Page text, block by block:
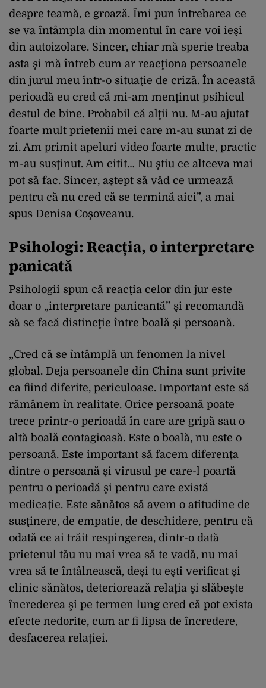
despre teamă, e groază. Îmi pun întrebarea ce
se va întâmpla din momentul în care voi ieşi
din autoizolare. Sincer, chiar mă sperie treaba
asta şi mă întreb cum ar reacţiona persoanele
din jurul meu într-o situaţie de criză. În această
perioadă eu cred că mi-am menţinut psihicul
destul de bine. Probabil că alţii nu. M-au ajutat
foarte mult prietenii mei care m-au sunat zi de
zi. Am primit apeluri video foarte multe, practic
m-au susţinut. Am citit… Nu ştiu ce altceva mai
pot să fac. Sincer, aştept să văd ce urmează
pentru că nu cred că se termină aici”, a mai
spus Denisa Coşoveanu.
Psihologi: Reacția, o interpretare
panicată
Psihologii spun că reacţia celor din jur este
doar o „interpretare panicantă” şi recomandă
să se facă distincţie între boală şi persoană.
„Cred că se întâmplă un fenomen la nivel
global. Deja persoanele din China sunt privite
ca fiind diferite, periculoase. Important este să
rămânem în realitate. Orice persoană poate
trece printr-o perioadă în care are gripă sau o
altă boală contagioasă. Este o boală, nu este o
persoană. Este important să facem diferenţa
dintre o persoană şi virusul pe care-l poartă
pentru o perioadă şi pentru care există
medicaţie. Este sănătos să avem o atitudine de
susţinere, de empatie, de deschidere, pentru că
odată ce ai trăit respingerea, dintr-o dată
prietenul tău nu mai vrea să te vadă, nu mai
vrea să te întâlnească, deși tu eşti verificat şi
clinic sănătos, deteriorează relaţia şi slăbeşte
încrederea şi pe termen lung cred că pot exista
efecte nedorite, cum ar fi lipsa de încredere,
desfacerea relaţiei.